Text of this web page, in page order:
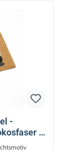
-
-
für